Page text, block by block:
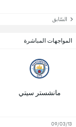
السّابق
المواجهات المباشرة
مانشستر سيتي
09/03/13